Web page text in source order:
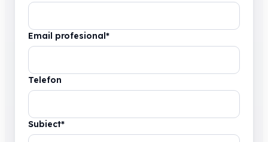
Email profesional*
Telefon
Subiect*